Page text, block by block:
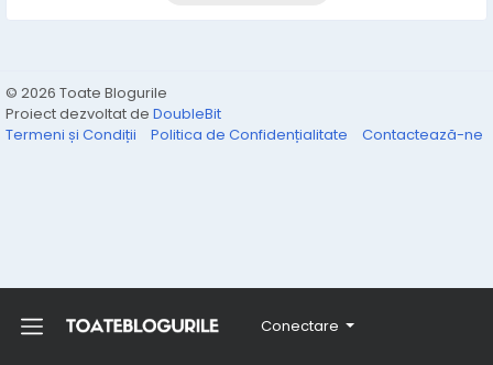
Conectare
© 2026 Toate Blogurile
Proiect dezvoltat de DoubleBit
Termeni și Condiții
Politica de Confidențialitate Contactează-ne